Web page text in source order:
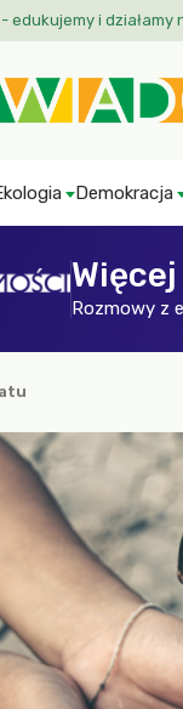
edukujemy i
Demokracja
Rozmowy z